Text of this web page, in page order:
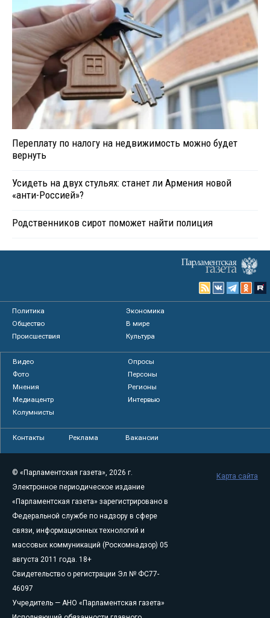
Переплату по налогу на недвижимость можно будет
вернуть
Усидеть на двух стульях: станет ли Армения новой
«анти-Россией»?
Родственников сирот поможет найти полиция
Политика
Экономика
Общество
В мире
Происшествия
Культура
Видео
Опросы
Фото
Персоны
Мнения
Регионы
Медиацентр
Интервью
Колумнисты
Контакты Реклама Вакансии
© «Парламентская газета», 2026 г.
Электронное периодическое издание
«Парламентская газета» зарегистрировано в
Федеральной службе по надзору в сфере
связи, информационных технологий и
массовых коммуникаций (Роскомнадзор) 05
августа 2011 года. 18+
Свидетельство о регистрации Эл № ФС77-
46097
Учредитель — АНО «Парламентская газета»
Карта сайта